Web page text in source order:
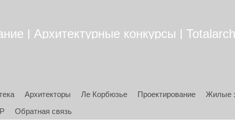
| Архитектурные конкурсы | Totalarch
Архитекторы Ле Корбюзье Проектирование Жилые
Обратная связь